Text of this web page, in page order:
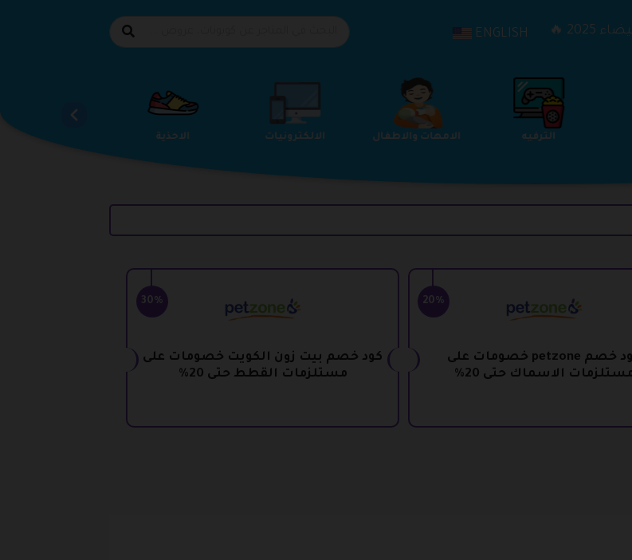
🔥
ENGLISH
الاثاث والمفروشات الاحذية الالكترونيات الامهات والاطفال الترفيه
20%
كود خصم petzone خصومات على
الاسماك حتى 20%
30%
كود خصم بيت زون الكويت خصومات على
مستلزمات القطط حتى 20%